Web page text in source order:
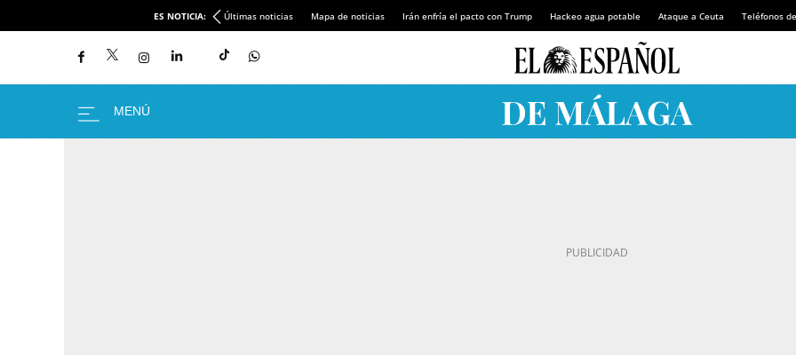
ES NOTICIA: Últimas noticias Mapa de noticias Irán enfría el pacto con Trump Hackeo agua potable Ataque a Ceuta Teléfonos